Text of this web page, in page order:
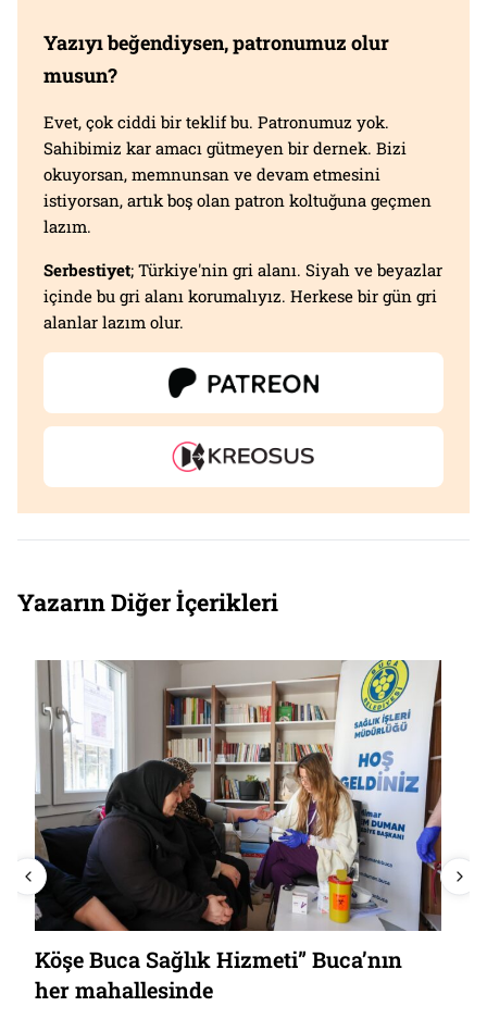
Yazıyı beğendiysen, patronumuz olur
musun?
Evet, çok ciddi bir teklif bu. Patronumuz yok.
Sahibimiz kar amacı gütmeyen bir dernek. Bizi
okuyorsan, memnunsan ve devam etmesini
istiyorsan, artık boş olan patron koltuğuna geçmen
lazım.
Serbestiyet; Türkiye'nin gri alanı. Siyah ve beyazlar
içinde bu gri alanı korumalıyız. Herkese bir gün gri
alanlar lazım olur.
Yazarın Diğer İçerikleri
Köşe Buca Sağlık Hizmeti” Buca’nın
her mahallesinde